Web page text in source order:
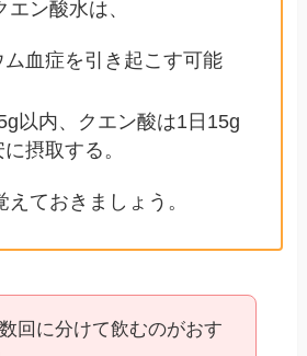
ン酸水は、
ム血症を引き起こす可能
以内、クエン酸は1日15g
摂取する。
えておきましょう。
回に分けて飲むのがおす